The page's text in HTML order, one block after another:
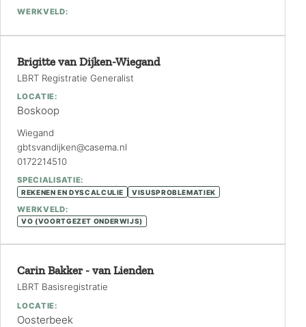
WERKVELD:
Brigitte van Dijken-Wiegand
LBRT Registratie Generalist
LOCATIE:
Boskoop
Wiegand
gbtsvandijken@casema.nl
0172214510
SPECIALISATIE:
REKENEN EN DYSCALCULIE VISUSPROBLEMATIEK
WERKVELD:
VO (VOORTGEZET ONDERWIJS)
Carin Bakker - van Lienden
LBRT Basisregistratie
LOCATIE:
Oosterbeek